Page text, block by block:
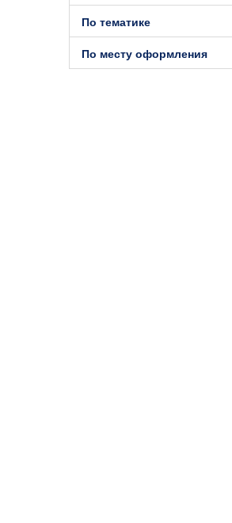
По тематике
По месту оформления